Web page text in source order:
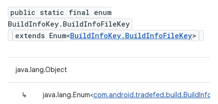
public static final enum
BuildInfoKey.BuildInfoFileKey
extends Enum<BuildInfoKey.BuildInfoFileKey>
java.lang.Object
↳ java.lang.Enum<